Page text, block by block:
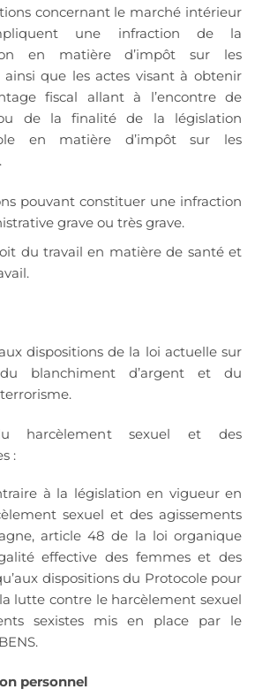
concernant le marché intérieur
une infraction de la
en matière d’impôt sur les
ainsi que les actes visant à obtenir
fiscal allant à l’encontre de
de la finalité de la législation
en matière d’impôt sur les
pouvant constituer une infraction
grave ou très grave.
du travail en matière de santé et
dispositions de la loi actuelle sur
blanchiment d’argent et du
harcèlement sexuel et des
:
à la législation en vigueur en
sexuel et des agissements
article 48 de la loi organique
effective des femmes et des
dispositions du Protocole pour
lutte contre le harcèlement sexuel
sexistes mis en place par le
personnel